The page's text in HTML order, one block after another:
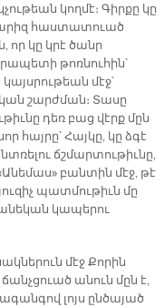
կողմէ։ Գիրքը կը
հաստատուած
կը կրէ ծանր
թոռնուհին՝
մէջ՝
շարժման։ Տասը
դեռ բաց վէրք մըն
հայրը՝ Հայկը, կը ձգէ
ճշմարտութիւնը,
բանտին մէջ, թէ
պատմութիւն մը
կապերու
մէջ Քորին
անուն մըն է,
լոյս ընծայած